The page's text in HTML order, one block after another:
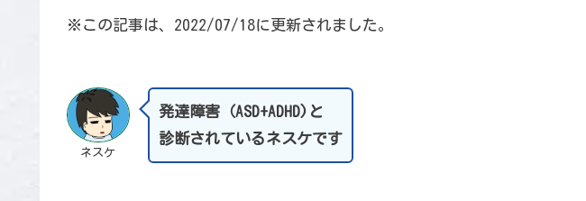
※この記事は、2022/07/18に更新されました。
ネスケ
発達障害（ASD+ADHD)と
診断されているネスケです